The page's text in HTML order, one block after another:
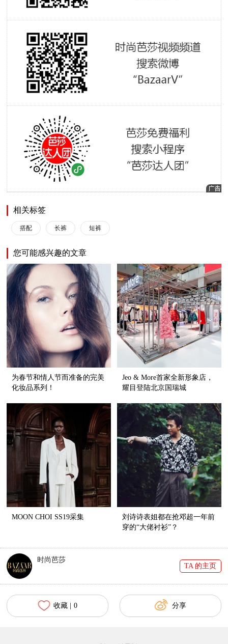
相关标签
搭配 长裤 短裤
您可能感兴趣的文章
为春节和情人节而准备的完美
化妆品系列！
Jeo & More首家全新形象店，
耀目登陆北京国瑞城
MOON CHOI SS19采集
刘诗诗表姐都在抢邓超一年前
穿的“大佬衬衫”？
时尚芭莎
TA 的主页
收藏 | 0 分享